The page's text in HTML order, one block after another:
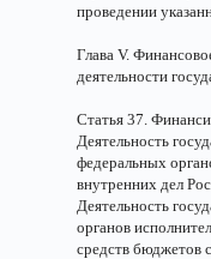
проведении
Глава V.
деятельности
Статья 37.
Деятельность
федеральных
внутренних дел
Деятельность
органов
средств бюджетов